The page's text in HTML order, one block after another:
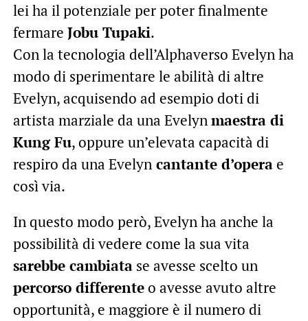
lei ha il potenziale per poter finalmente
fermare Jobu Tupaki.
Con la tecnologia dell’Alphaverso Evelyn ha
modo di sperimentare le abilità di altre
Evelyn, acquisendo ad esempio doti di
artista marziale da una Evelynmaestra di
Kung Fu, oppure un’elevata capacità di
respiro da una Evelyncantante d’operae
così via.
In questo modo però, Evelyn ha anche la
possibilità di vedere come la sua vita
sarebbe cambiatase avesse scelto un
percorso differenteo avesse avuto altre
opportunità, e maggiore è il numero di